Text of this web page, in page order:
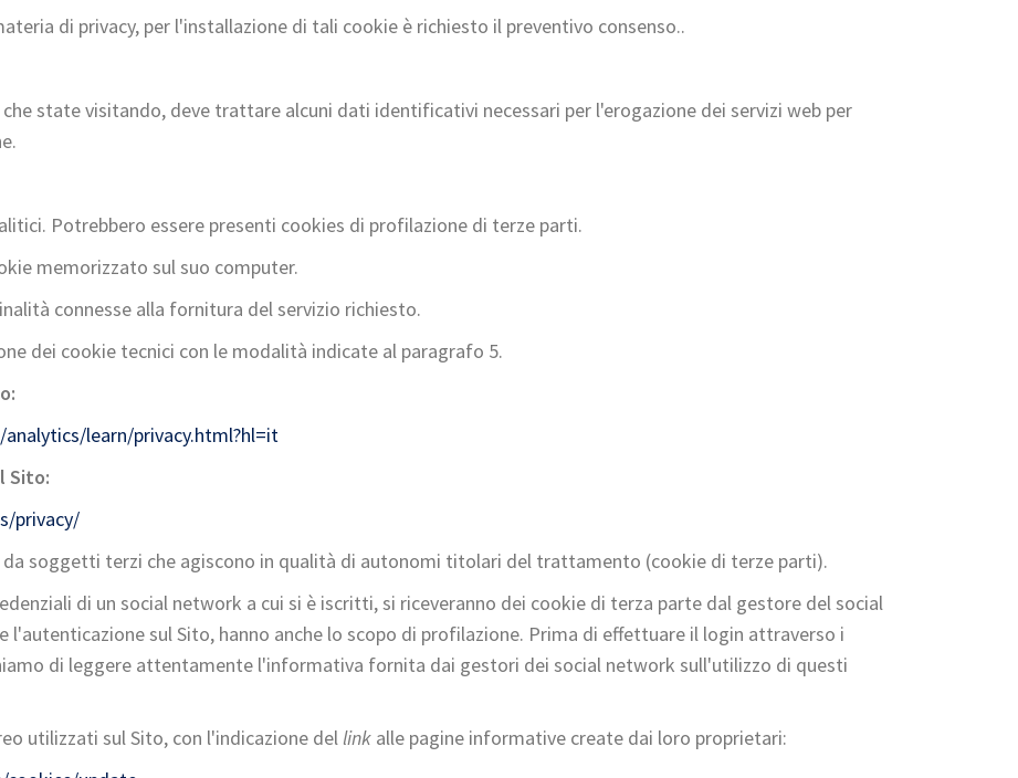
di privacy, per l'installazione di tali cookie è richiesto il preventivo consenso..
state visitando, deve trattare alcuni dati identificativi necessari per l'erogazione dei servizi web per
Potrebbero essere presenti cookies di profilazione di terze parti.
memorizzato sul suo computer.
connesse alla fornitura del servizio richiesto.
dei cookie tecnici con le modalità indicate al paragrafo 5.
learn/privacy.html?hl=it
Sito:
privacy/
soggetti terzi che agiscono in qualità di autonomi titolari del trattamento (cookie di terze parti).
di un social network a cui si è iscritti, si riceveranno dei cookie di terza parte dal gestore del social
l'autenticazione sul Sito, hanno anche lo scopo di profilazione. Prima di effettuare il login attraverso i
di leggere attentamente l'informativa fornita dai gestori dei social network sull'utilizzo di questi
utilizzati sul Sito, con l'indicazione del link alle pagine informative create dai loro proprietari: